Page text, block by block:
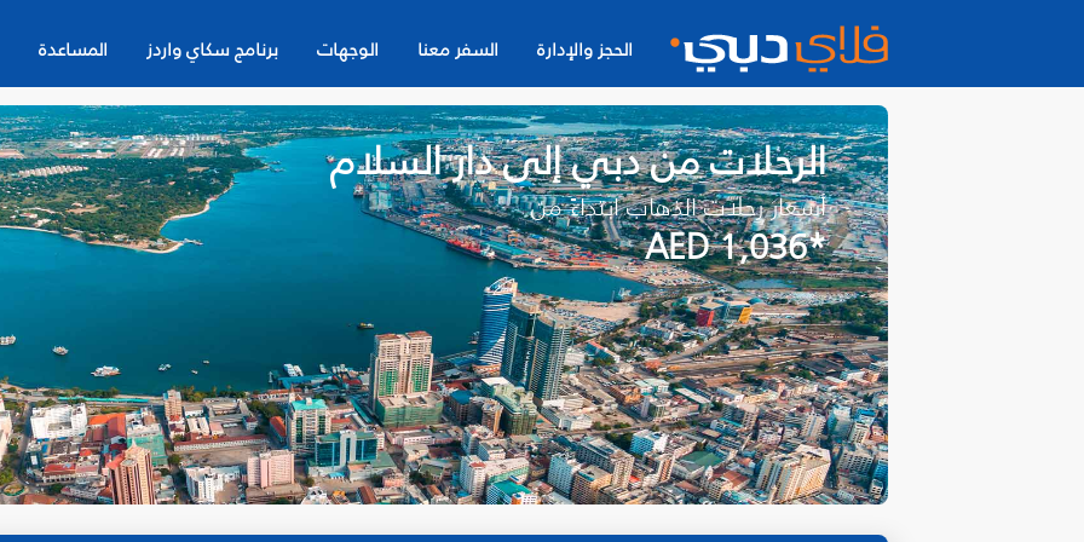
الحجز والإدارة السفر معنا الوجهات برنامج سكاي واردز المساعدة
الرحلات من دبي إلى دار السلام
أسعار رحلات الذهاب ابتداءً من
*AED 1,036